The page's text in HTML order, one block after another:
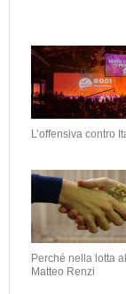
L’offensiva contro
Perché nella lotta
Matteo Renzi